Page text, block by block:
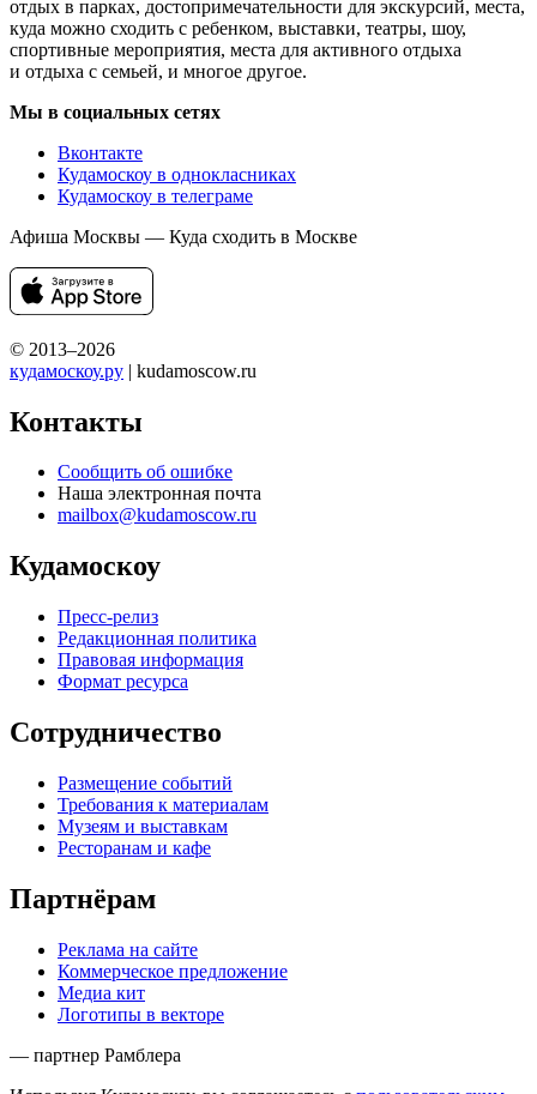
отдых в парках, достопримечательности для экскурсий, места,
куда можно сходить с ребенком, выставки, театры, шоу,
спортивные мероприятия, места для активного отдыха
и отдыха с семьей, и многое другое.
Мы в социальных сетях
Вконтакте
Кудамоскоу в однокласниках
Кудамоскоу в телеграме
Афиша Москвы — Куда сходить в Москве
© 2013–2026
кудамоскоу.ру | kudamoscow.ru
Контакты
Сообщить об ошибке
Наша электронная почта
mailbox@kudamoscow.ru
Кудамоскоу
Пресс-релиз
Редакционная политика
Правовая информация
Формат ресурса
Сотрудничество
Размещение событий
Требования к материалам
Музеям и выставкам
Ресторанам и кафе
Партнёрам
Реклама на сайте
Коммерческое предложение
Медиа кит
Логотипы в векторе
— партнер Рамблера